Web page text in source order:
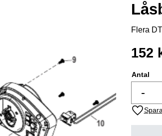
Flera
152
Antal
-
Lägg till